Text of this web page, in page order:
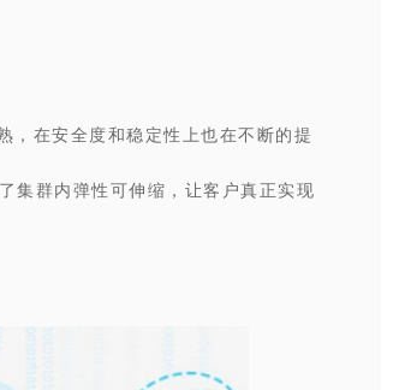
，在安全度和稳定性上也在不断的提
集群内弹性可伸缩，让客户真正实现